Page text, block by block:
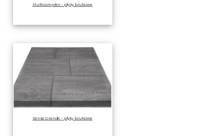
Multicomplex - płyty brukowe
Senso Grande - płyty brukowe